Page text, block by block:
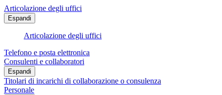
Articolazione degli uffici
Espandi
Articolazione degli uffici
Telefono e posta elettronica
Consulenti e collaboratori
Espandi
Titolari di incarichi di collaborazione o consulenza
Personale